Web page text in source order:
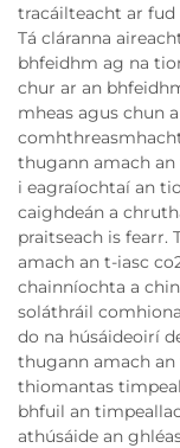
tracáilteacht ar fud
Tá cláranna
bhfeidhm ag na
chur ar an
mheas agus chun
thugann amach
i eagraíochtaí an
caighdeán a
praitseach is fearr.
amach an t-iasc
chainníochta a
soláthráil
do na húsáideoirí
thugann amach
thiomantas
bhfuil an
athúsáide an